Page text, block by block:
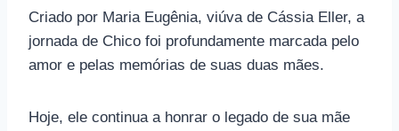
Criado por Maria Eugênia, viúva de Cássia Eller, a
jornada de Chico foi profundamente marcada pelo
amor e pelas memórias de suas duas mães.
Hoje, ele continua a honrar o legado de sua mãe